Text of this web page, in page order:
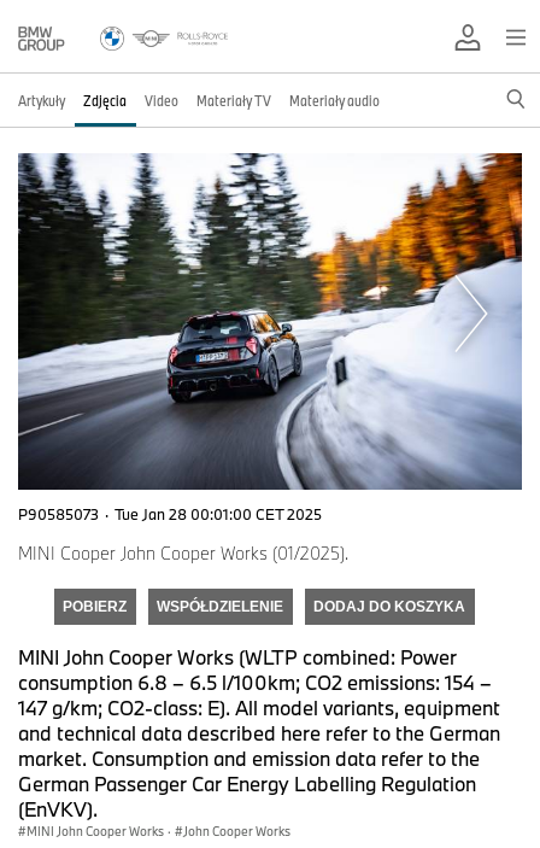
Artykuły Zdjęcia Video Materiały TV Materiały audio
P90585073 · Tue Jan 28 00:01:00 CET 2025
MINI Cooper John Cooper Works (01/2025).
POBIERZ WSPÓŁDZIELENIE DODAJ DO KOSZYKA
MINI John Cooper Works (WLTP combined: Power
consumption 6.8 – 6.5 l/100km; CO2 emissions: 154 –
147 g/km; CO2-class: E). All model variants, equipment
and technical data described here refer to the German
market. Consumption and emission data refer to the
German Passenger Car Energy Labelling Regulation
(EnVKV).
MINI John Cooper Works · John Cooper Works